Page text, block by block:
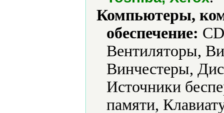
Компьютеры,
обеспечение:
Вентиляторы,
Винчестеры,
Источники
памяти,